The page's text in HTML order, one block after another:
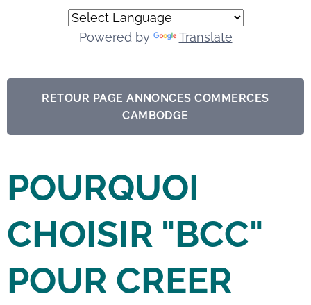
Powered by Translate
RETOUR PAGE ANNONCES COMMERCES
CAMBODGE
POURQUOI
CHOISIR "BCC"
POUR CREER